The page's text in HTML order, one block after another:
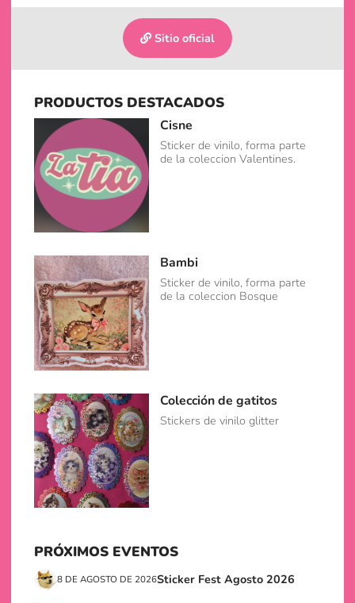
Sitio oficial
PRODUCTOS DESTACADOS
Cisne
Sticker de vinilo, forma parte
de la coleccion Valentines.
Bambi
Sticker de vinilo, forma parte
de la coleccion Bosque
Colección de gatitos
Stickers de vinilo glitter
PRÓXIMOS EVENTOS
8 DE AGOSTO DE 2026Sticker Fest Agosto 2026